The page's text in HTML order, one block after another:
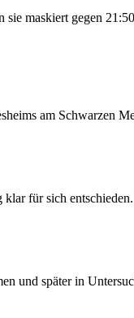
maskiert gegen
am Schwarzen
für sich
und später in